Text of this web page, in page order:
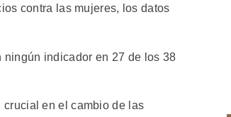
contra las mujeres, los datos
indicador en 27 de los 38
en el cambio de las